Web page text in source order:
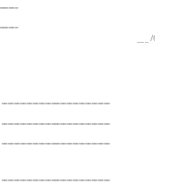
/6P